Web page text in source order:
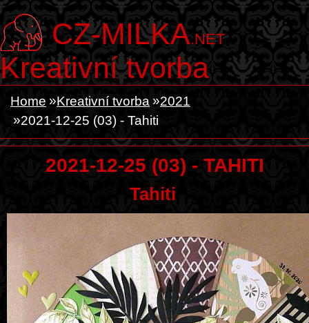
CZ-MILKA.NET
Kreativní tvorba
Home Kreativní tvorba
2021
2021-12-25 (03) - Tahiti
2021-12-25 (03) - TAHITI
Tahiti